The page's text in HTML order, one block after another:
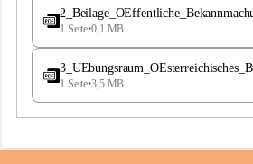
e
a
1 Seite•0,1 MB
1 Seite•3,5 MB